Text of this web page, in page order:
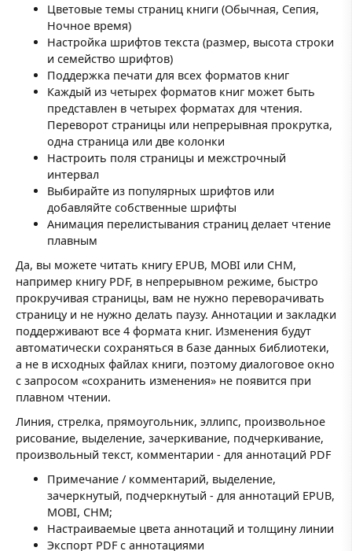
Цветовые темы страниц книги (Обычная, Сепия,
Ночное время)
Настройка шрифтов текста (размер, высота строки
и семейство шрифтов)
Поддержка печати для всех форматов книг
Каждый из четырех форматов книг может быть
представлен в четырех форматах для чтения.
Переворот страницы или непрерывная прокрутка,
одна страница или две колонки
Настроить поля страницы и межстрочный
интервал
Выбирайте из популярных шрифтов или
добавляйте собственные шрифты
Анимация перелистывания страниц делает чтение
плавным
Да, вы можете читать книгу EPUB, MOBI или CHM,
например книгу PDF, в непрерывном режиме, быстро
прокручивая страницы, вам не нужно переворачивать
страницу и не нужно делать паузу. Аннотации и закладки
поддерживают все 4 формата книг. Изменения будут
автоматически сохраняться в базе данных библиотеки,
а не в исходных файлах книги, поэтому диалоговое окно
с запросом «сохранить изменения» не появится при
плавном чтении.
Линия, стрелка, прямоугольник, эллипс, произвольное
рисование, выделение, зачеркивание, подчеркивание,
произвольный текст, комментарии - для аннотаций PDF
Примечание / комментарий, выделение,
зачеркнутый, подчеркнутый - для аннотаций EPUB,
MOBI, CHM;
Настраиваемые цвета аннотаций и толщину линии
Экспорт PDF с аннотациями